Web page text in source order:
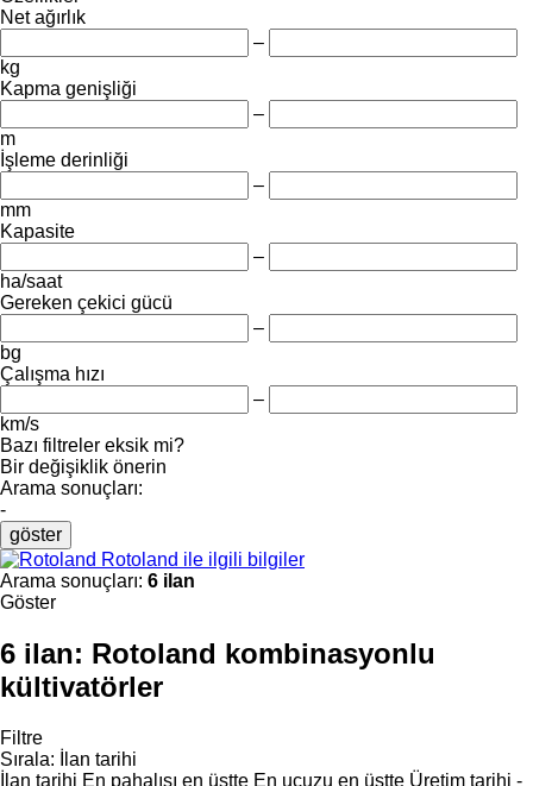
Net ağırlık
–
kg
Kapma genişliği
–
m
İşleme derinliği
–
mm
Kapasite
–
ha/saat
Gereken çekici gücü
–
bg
Çalışma hızı
–
km/s
Bazı filtreler eksik mi?
Bir değişiklik önerin
Arama sonuçları:
-
göster
Rotoland ile ilgili bilgiler
Arama sonuçları: 6 ilan
Göster
6 ilan: Rotoland kombinasyonlu
kültivatörler
Filtre
Sırala:
İlan tarihi
İlan tarihi En pahalısı en üstte En ucuzu en üstte Üretim tarihi -